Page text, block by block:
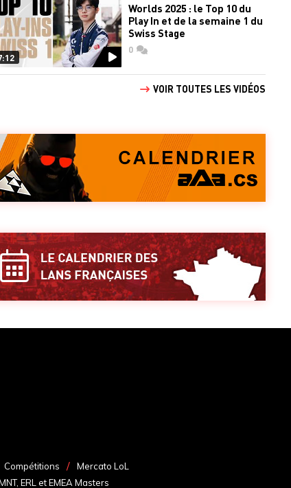
Worlds 2025 : le Top 10 du
Play In et de la semaine 1 du
Swiss Stage
0commentaires
VOIR TOUTES LES VIDÉOS
Compétitions
Mercato LoL
ERL et EMEA Masters